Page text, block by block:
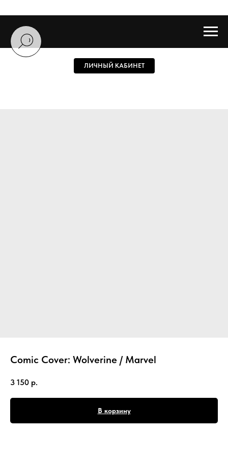
ЛИЧНЫЙ КАБИНЕТ
Comic Cover: Wolverine / Marvel
3 150 р.
В корзину